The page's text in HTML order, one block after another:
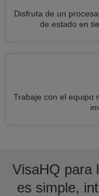
Disfruta de un
de estado en
Trabaje con el equipo
VisaHQ para
es simple,